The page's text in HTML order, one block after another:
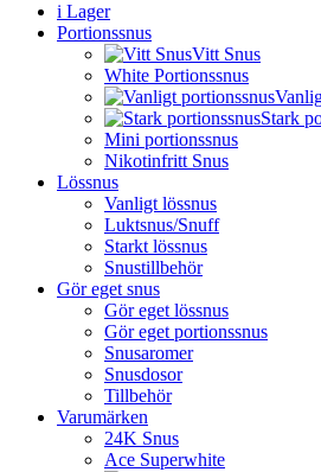
i Lager
Portionssnus
Vitt Snus
White Portionssnus
Stark
Mini portionssnus
Nikotinfritt Snus
Lössnus
Vanligt lössnus
Luktsnus/Snuff
Starkt lössnus
Snustillbehör
Gör eget snus
Gör eget lössnus
Gör eget portionssnus
Snusaromer
Snusdosor
Tillbehör
Varumärken
24K Snus
Ace Superwhite